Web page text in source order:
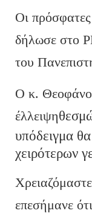
Οι
δήλωσε στο
του
Ο κ.
έλλειψη
υπόδειγμα
χειρότερων
επεσήμανε